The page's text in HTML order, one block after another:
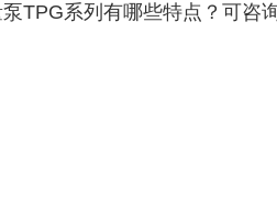
TPG系列有哪些特点？可咨